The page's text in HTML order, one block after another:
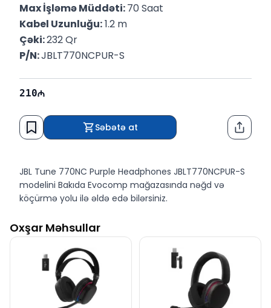
Max İşləmə Müddəti: 70 Saat
Kabel Uzunluğu: 1.2 m
Çəki: 232 Qr
P/N: JBLT770NCPUR-S
210
Səbətə at
JBL Tune 770NC Purple Headphones JBLT770NCPUR-S
modelini Bakıda Evocomp mağazasında nəğd və
köçürmə yolu ilə əldə edə bilərsiniz.
Oxşar Məhsullar